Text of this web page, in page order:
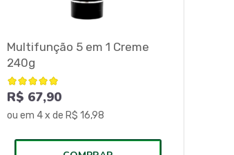
Multifunção 5 em 1 Creme
240g
R$ 67,90
ou em 4x de R$ 16,98